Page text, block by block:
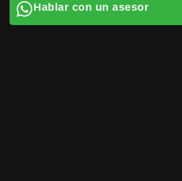
Hablar con un asesor